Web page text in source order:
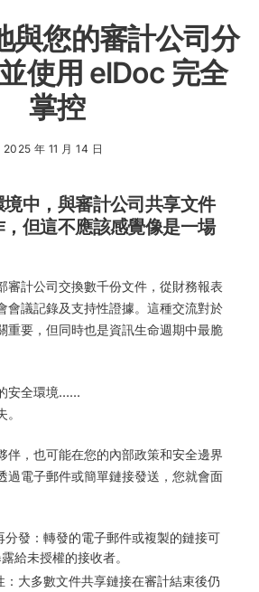
與您的審計公司分
使用 elDoc 完全
掌控
2025 年 11 月 14 日
中，與審計公司共享文件
但這不應該感覺像是一場
審計公司交換數千份文件，從財務報表
會議記錄及支持性證據。這種交流對於
重要，但同時也是資訊生命週期中最脆
安全環境……
伴，也可能在您的內部政策和安全邊界
過電子郵件或簡單鏈接發送，您就會面
分發：轉發的電子郵件或複製的鏈接可
給未授權的接收者。
：大多數文件共享鏈接在審計結束後仍